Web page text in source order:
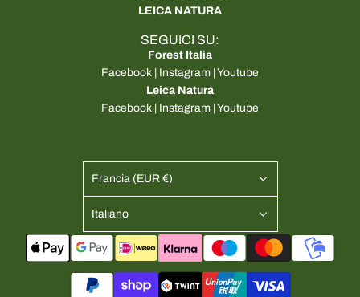
LEICA NATURA
SEGUICI SU:
Forest Italia
Facebook | Instagram |Youtube
Leica Natura
Facebook | Instagram |Youtube
Francia (EUR €)
Italiano